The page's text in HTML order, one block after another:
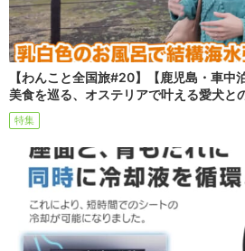
【わんこと全国旅#20】【鹿児島・車中
美食を巡る、オステリアで叶える愛犬と
特集